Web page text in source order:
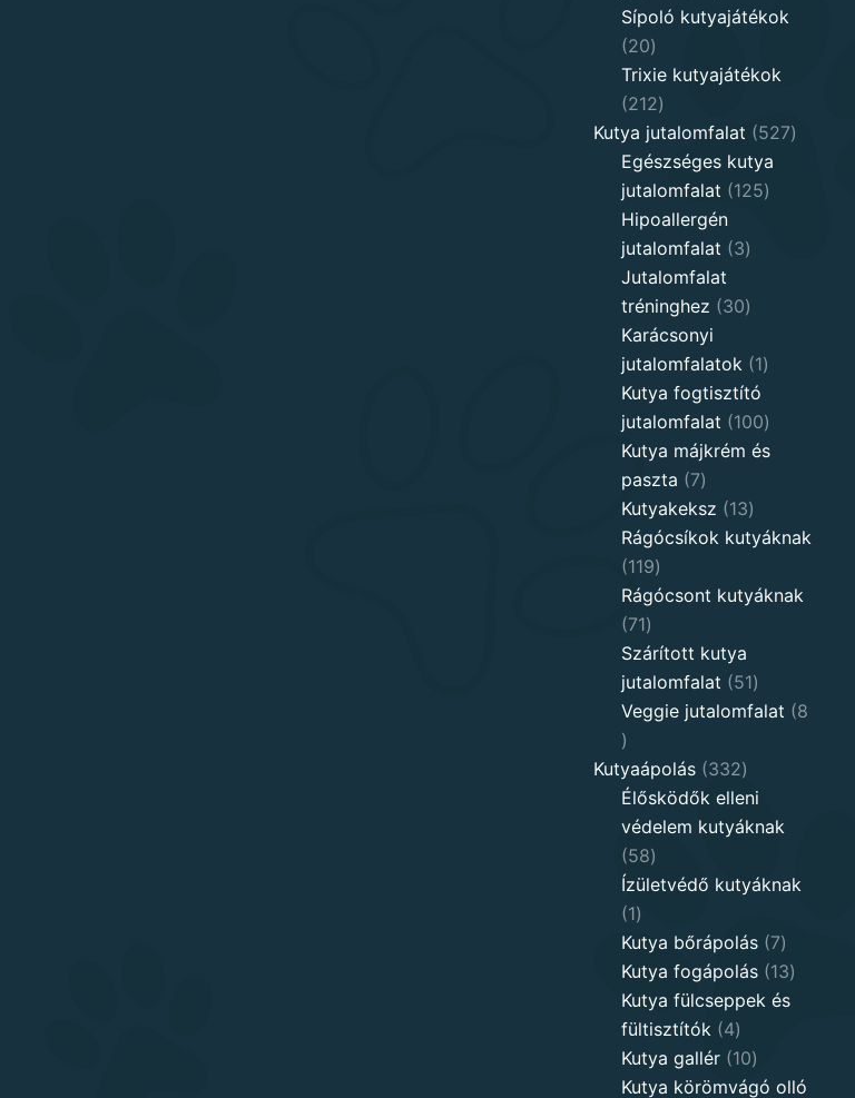
products
Sípoló kutyajátékok
2020
products
Trixie kutyajátékok
212212
products
Kutya jutalomfalat 527527
Egészséges kutya
jutalomfalat
125125
Hipoallergén
jutalomfalat
33
Jutalomfalat
tréninghez
3030
Karácsonyi
jutalomfalatok
11
Kutya fogtisztító
jutalomfalat
100100
products
Kutya májkrém és
paszta
77
products
Kutyakeksz 1313
products
Rágócsíkok kutyáknak
119119
products
Rágócsont kutyáknak
7171
products
Szárított kutya
jutalomfalat
5151
products
Veggie jutalomfalat
8
8
products
Kutyaápolás 332332
products
Élősködők elleni
védelem kutyáknak
5858
products
Ízületvédő kutyáknak
11
product
Kutya bőrápolás 77
products
Kutya fogápolás 1313
products
Kutya fülcseppek és
fültisztítók
44
products
Kutya gallér 1010
products
Kutya körömvágó olló